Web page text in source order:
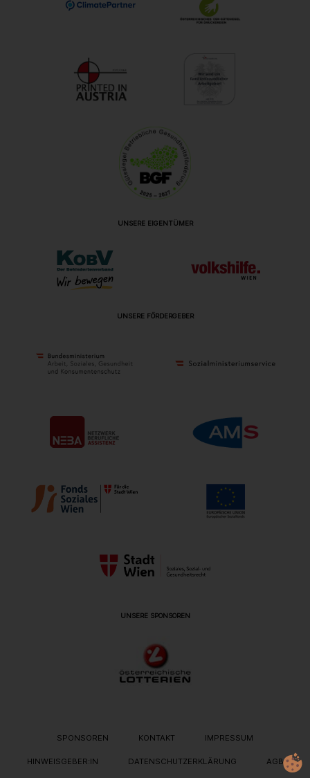
UNSERE EIGENTÜMER
UNSERE FÖRDERGEBER
UNSERE SPONSOREN
METANAVIGATION
SPONSOREN KONTAKT IMPRESSUM
HINWEISGEBER:IN DATENSCHUTZERKLÄRUNG AGB